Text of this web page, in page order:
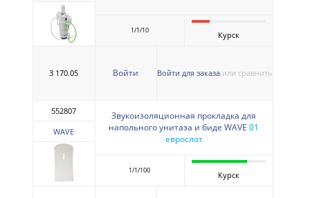
1/1/10 Курск
3 170.05 Войти Войти для заказа или сравнить
552807
WAVE
Звукоизоляционная прокладка для
напольного унитаза и биде WAVE 01
еврослот
1/1/100 Курск